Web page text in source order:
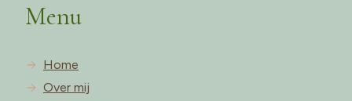
Menu
Home
Over mij